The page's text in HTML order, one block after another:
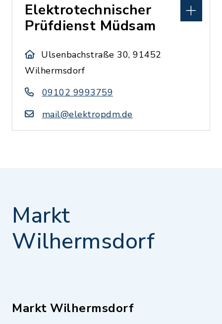
Elektrotechnischer
Prüfdienst Müdsam
Ulsenbachstraße 30, 91452
Wilhermsdorf
09102 9993759
mail@elektropdm.de
Markt
Wilhermsdorf
Markt Wilhermsdorf